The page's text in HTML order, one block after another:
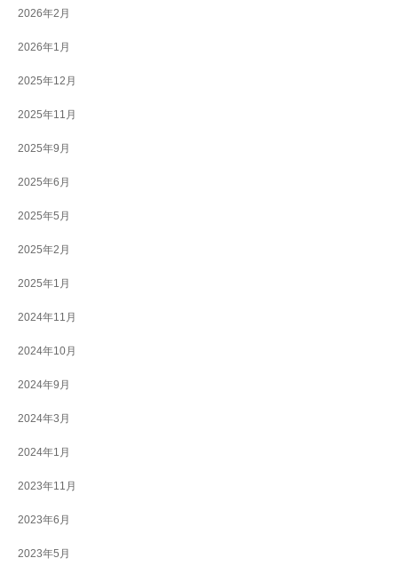
2026年2月
2026年1月
2025年12月
2025年11月
2025年9月
2025年6月
2025年5月
2025年2月
2025年1月
2024年11月
2024年10月
2024年9月
2024年3月
2024年1月
2023年11月
2023年6月
2023年5月